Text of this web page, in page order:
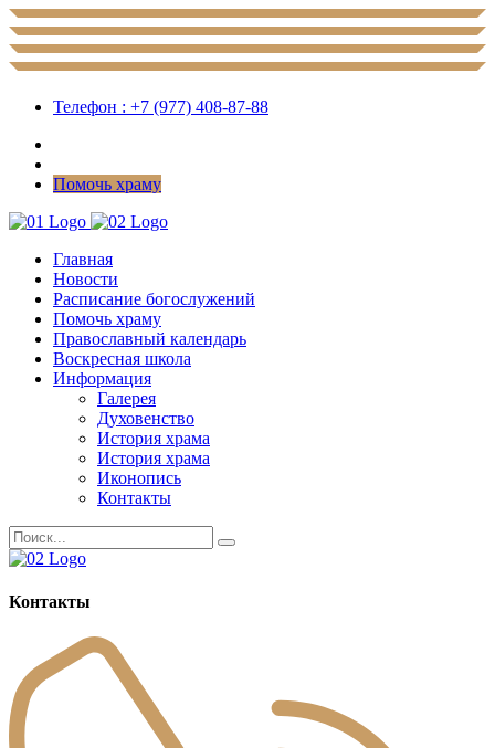
Телефон : +7 (977) 408-87-88
Помочь храму
Главная
Новости
Расписание богослужений
Помочь храму
Православный календарь
Воскресная школа
Информация
Галерея
Духовенство
История храма
История храма
Иконопись
Контакты
Контакты